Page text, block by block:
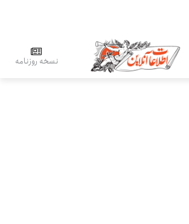
نسخه روزنامه